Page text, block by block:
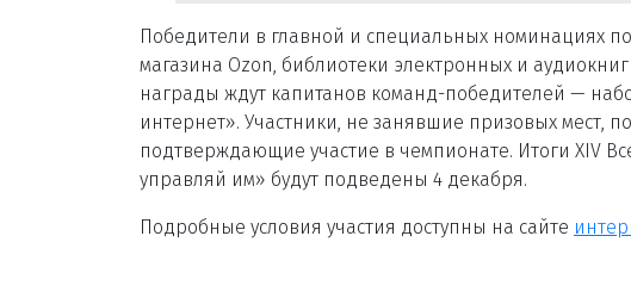
Победители в главной и специальных номинациях
магазина Ozon, библиотеки электронных и
награды ждут капитанов команд-победителей —
интернет». Участники, не занявшие призовых мест,
подтверждающие участие в чемпионате. Итоги XIV
управляй им» будут подведены 4 декабря.
Подробные условия участия доступны на сайте